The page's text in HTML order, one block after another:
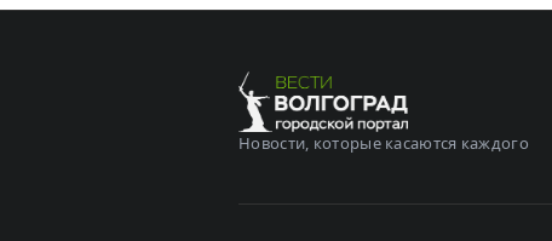
Новости, которые касаются каждого